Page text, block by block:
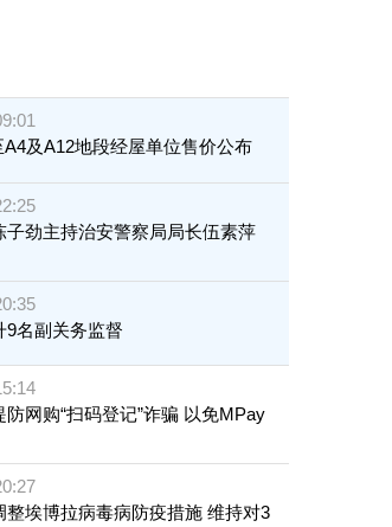
A4及A12地段经屋单位售价公布
子劲主持治安警察局局长伍素萍
9名副关务监督
网购“扫码登记”诈骗 以免MPay
整埃博拉病毒病防疫措施 维持对3